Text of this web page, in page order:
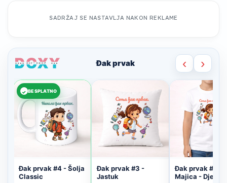
SADRŽAJ SE NASTAVLJA NAKON REKLAME